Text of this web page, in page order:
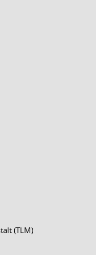
(TLM)